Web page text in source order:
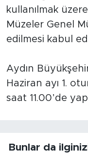
kullanılmak
Müzeler Genel
edilmesi kabul
Aydın
Haziran ayı 1.
saat 11.00’de
Bunlar da